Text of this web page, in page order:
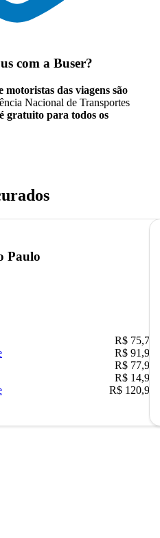
com a Buser?
motoristas das viagens são
Nacional de Transportes
gratuito para todos os
Paulo
R$ 75,77
R$ 91,90
R$ 77,90
R$ 14,90
R$ 120,90